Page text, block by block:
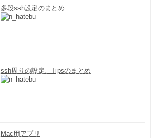
多段ssh設定のまとめ
ssh周りの設定、Tipsのまとめ
Mac用アプリ